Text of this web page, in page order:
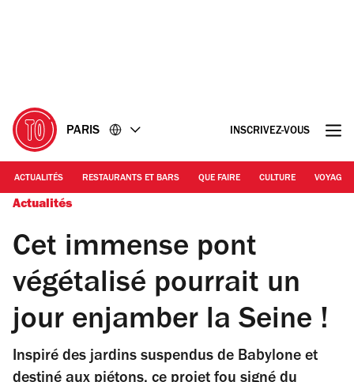
PARIS INSCRIVEZ-VOUS
ACTUALITÉS RESTAURANTS ET BARS QUE FAIRE CULTURE VOYAGE
Actualités
Cet immense pont
végétalisé pourrait un
jour enjamber la Seine !
Inspiré des jardins suspendus de Babylone et